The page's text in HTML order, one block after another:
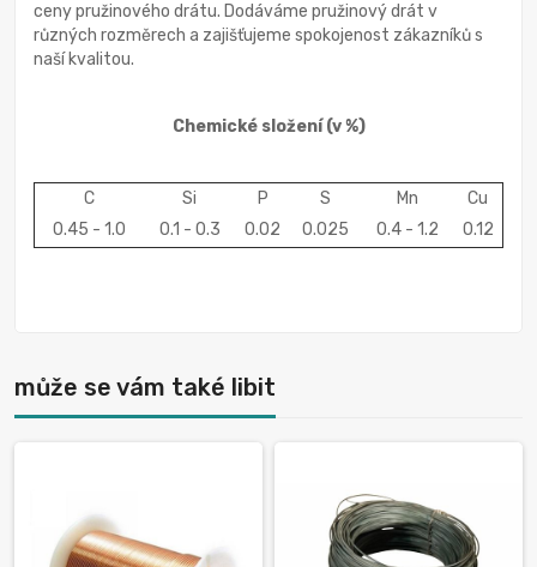
ceny pružinového drátu. Dodáváme pružinový drát v
různých rozměrech a zajišťujeme spokojenost zákazníků s
naší kvalitou.
Chemické složení(v %)
С Si P S Mn
Cu
0.45 - 1.0
0.1 - 0.3 0.02 0.025 0.4 - 1.2 0.12
může se vám také libit